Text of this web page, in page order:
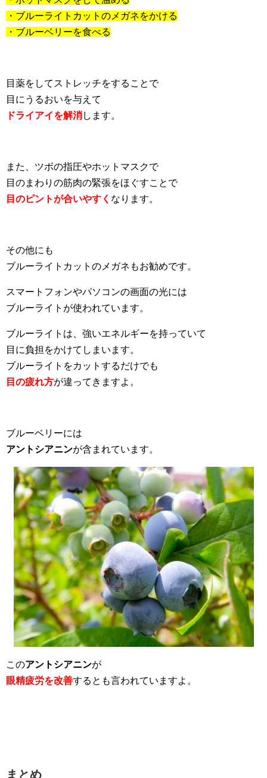
・ブルーライトカットのメガネをかける
・ブルーベリーを食べる
目薬をしてストレッチをすることで
目にうるおいを与えて
ドライアイを解消します。
また、ツボの指圧やホットマスクで
目のまわりの筋肉の緊張をほぐすことで
目のピントが合いやすく なります。
その他にも
ブルーライトカットのメガネもお勧めです。
スマートフォンやパソコンの画面の光には
ブルーライトが使われています。
ブルーライトは、強いエネルギーを持っていて
目に負担をかけてしまいます。
ブルーライトをカットするだけでも
目の疲れ方が違ってきますよ。
ブルーベリーには
アントシアニンが含まれています。
このアントシアニンが
眼精疲労を改善するとも言われていますよ。
まとめ